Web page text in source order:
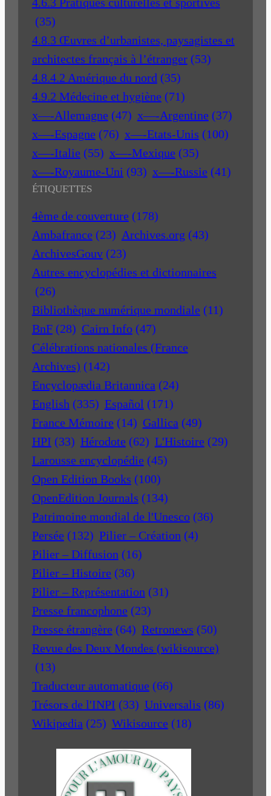
(35)
4.8.3 Œuvres d’urbanistes, paysagistes et
architectes français à l’étranger (53)
4.8.4.2 Amérique du nord (35)
4.9.2 Médecine et hygiène (71)
x—-Allemagne (47) x—-Argentine (37)
x—-Espagne (76) x—-Etats-Unis (100)
x—-Italie (55) x—-Mexique (35)
x—-Royaume-Uni (93) x—-Russie (41)
ÉTIQUETTES
4ème de couverture (178)
Ambafrance (23) Archives.org (43)
ArchivesGouv (23)
Autres encyclopédies et dictionnaires
(26)
Bibliothèque numérique mondiale (11)
BnF (28) Cairn Info (47)
Célébrations nationales (France
Archives) (142)
Encyclopædia Britannica (24)
English (335) Español (171)
France Mémoire (14) Gallica (49)
HPI (33) Hérodote (62) L'Histoire (29)
Larousse encyclopédie (45)
Open Edition Books (100)
OpenEdition Journals (134)
Patrimoine mondial de l'Unesco (36)
Persée (132) Pilier – Création (4)
Pilier – Diffusion (16)
Pilier – Histoire (36)
Pilier – Représentation (31)
Presse francophone (23)
Presse étrangère (64) Retronews (50)
Revue des Deux Mondes (wikisource)
(13)
Traducteur automatique (66)
Trésors de l'INPI (33) Universalis (86)
Wikipedia (25) Wikisource (18)